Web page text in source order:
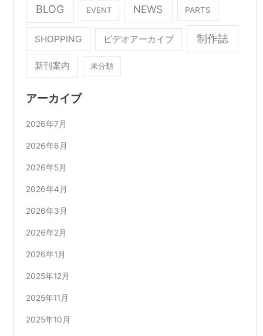
BLOG EVENT NEWS PARTS
SHOPPING ビデオアーカイブ 制作誌
新刊案内 未分類
アーカイブ
2026年7月
2026年6月
2026年5月
2026年4月
2026年3月
2026年2月
2026年1月
2025年12月
2025年11月
2025年10月